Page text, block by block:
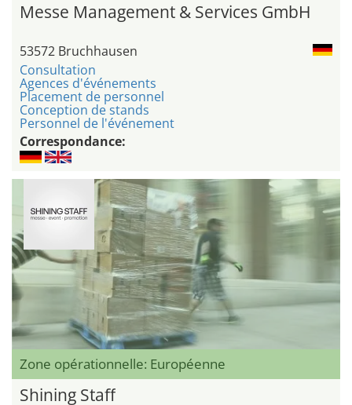
Messe Management & Services GmbH
53572 Bruchhausen
Consultation
Agences d'événements
Placement de personnel
Conception de stands
Personnel de l'événement
Correspondance:
Zone opérationnelle: Européenne
Shining Staff